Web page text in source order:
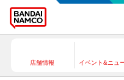
店舗情報 イベント&ニュ